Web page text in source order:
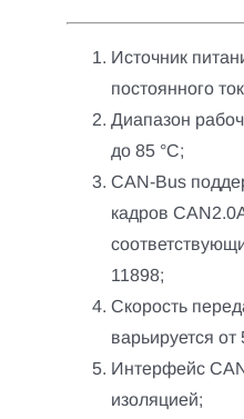
Источник
постоянного
Диапазон
до 85 °C;
CAN-Bus
кадров
11898;
Скорость
варьируется
Интерфейс
изоляцией;